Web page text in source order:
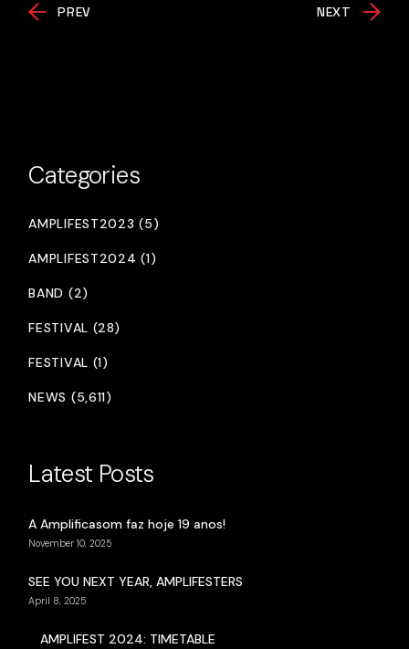
PREV NEXT
Categories
AMPLIFEST2023 (5)
AMPLIFEST2024 (1)
BAND (2)
FESTIVAL (28)
FESTIVAL (1)
NEWS (5,611)
Latest Posts
A Amplificasom faz hoje 19 anos!
November 10, 2025
SEE YOU NEXT YEAR, AMPLIFESTERS
April 8, 2025
AMPLIFEST 2024: TIMETABLE